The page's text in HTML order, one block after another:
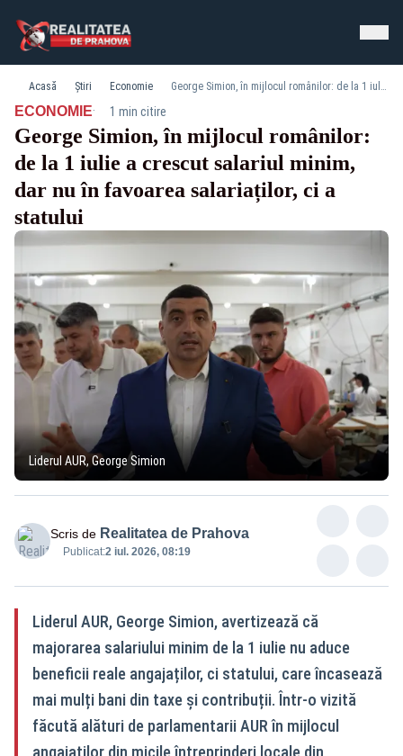
Acasă Știri Economie George Simion, în mijlocul românilor: de la 1 iulie a crescut salariul minim, dar nu în favoarea salariaților, ci a statului
ECONOMIE· 1 min citire
George Simion, în mijlocul românilor:
de la 1 iulie a crescut salariul minim,
dar nu în favoarea salariaților, ci a
statului
Liderul AUR, George Simion
Scris de Realitatea de Prahova
Publicat:2 iul. 2026, 08:19
Liderul AUR, George Simion, avertizează că
majorarea salariului minim de la 1 iulie nu aduce
beneficii reale angajaților, ci statului, care încasează
mai mulți bani din taxe și contribuții. Într-o vizită
făcută alături de parlamentarii AUR în mijlocul
angajaților din micile întreprinderi locale din